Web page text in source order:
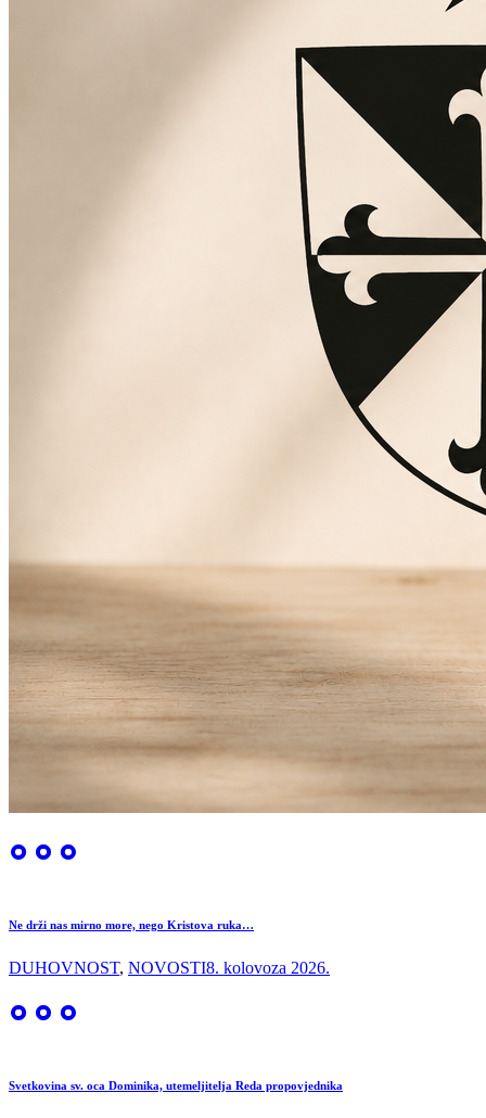
Ne drži nas mirno more, nego Kristova ruka…
DUHOVNOST, NOVOSTI8. kolovoza 2026.
Svetkovina sv. oca Dominika, utemeljitelja Reda propovjednika